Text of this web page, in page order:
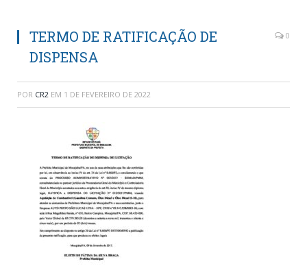
TERMO DE RATIFICAÇÃO DE
DISPENSA
0
POR CR2 EM 1 DE FEVEREIRO DE 2022